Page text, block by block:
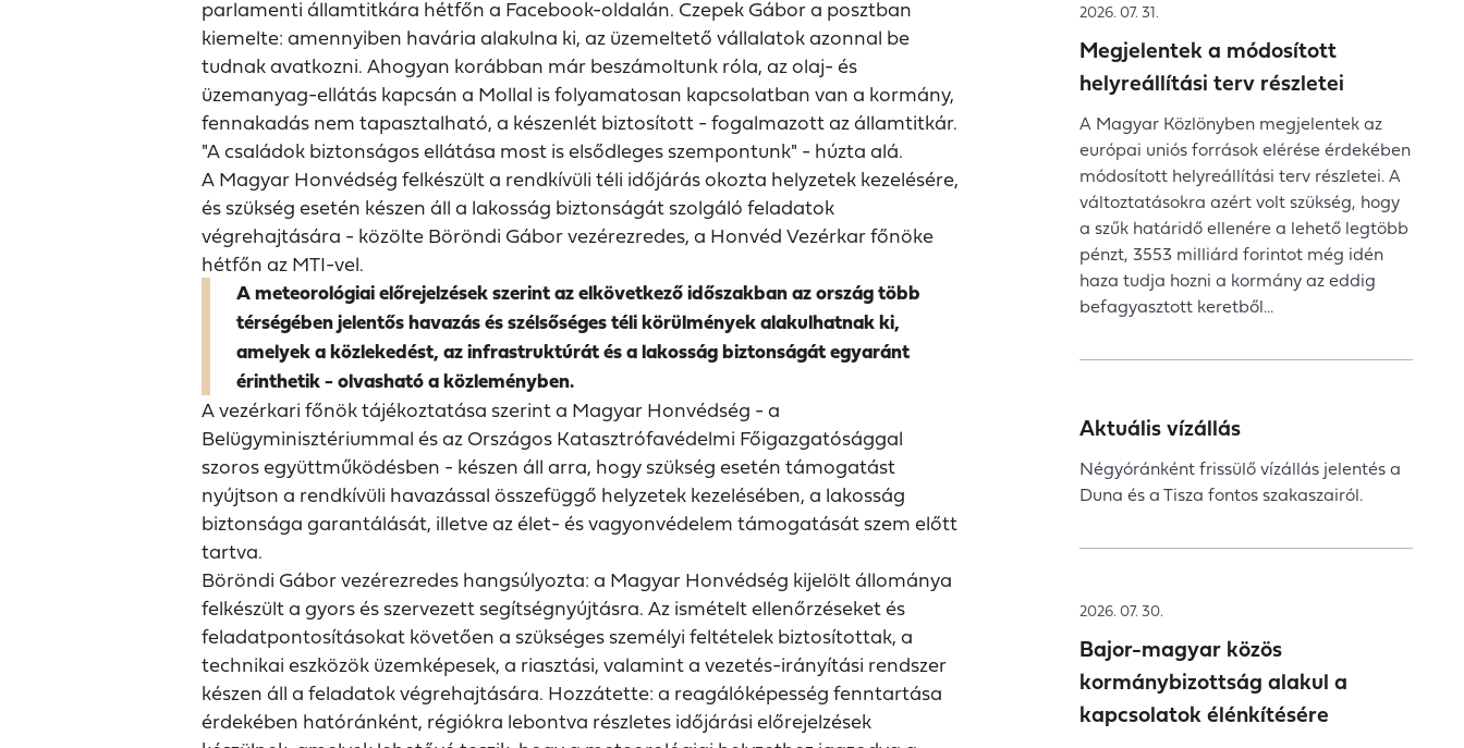
parlamenti államtitkára hétfőn a Facebook-oldalán. Czepek Gábor a posztban
kiemelte: amennyiben havária alakulna ki, az üzemeltető vállalatok azonnal be
tudnak avatkozni. Ahogyan korábban már beszámoltunk róla, az olaj- és
üzemanyag-ellátás kapcsán a Mollal is folyamatosan kapcsolatban van a kormány,
fennakadás nem tapasztalható, a készenlét biztosított - fogalmazott az államtitkár.
"A családok biztonságos ellátása most is elsődleges szempontunk" - húzta alá.
A Magyar Honvédség felkészült a rendkívüli téli időjárás okozta helyzetek kezelésére,
és szükség esetén készen áll a lakosság biztonságát szolgáló feladatok
végrehajtására - közölte Böröndi Gábor vezérezredes, a Honvéd Vezérkar főnöke
hétfőn az MTI-vel.
A meteorológiai előrejelzések szerint az elkövetkező időszakban az ország több
térségében jelentős havazás és szélsőséges téli körülmények alakulhatnak ki,
amelyek a közlekedést, az infrastruktúrát és a lakosság biztonságát egyaránt
érinthetik - olvasható a közleményben.
A vezérkari főnök tájékoztatása szerint a Magyar Honvédség - a
Belügyminisztériummal és az Országos Katasztrófavédelmi Főigazgatósággal
szoros együttműködésben - készen áll arra, hogy szükség esetén támogatást
nyújtson a rendkívüli havazással összefüggő helyzetek kezelésében, a lakosság
biztonsága garantálását, illetve az élet- és vagyonvédelem támogatását szem előtt
tartva.
Böröndi Gábor vezérezredes hangsúlyozta: a Magyar Honvédség kijelölt állománya
felkészült a gyors és szervezett segítségnyújtásra. Az ismételt ellenőrzéseket és
feladatpontosításokat követően a szükséges személyi feltételek biztosítottak, a
technikai eszközök üzemképesek, a riasztási, valamint a vezetés-irányítási rendszer
készen áll a feladatok végrehajtására. Hozzátette: a reagálóképesség fenntartása
érdekében hatóránként, régiókra lebontva részletes időjárási előrejelzések
2026. 07. 31.
Megjelentek a módosított
helyreállítási terv részletei
A Magyar Közlönyben megjelentek az
európai uniós források elérése érdekében
módosított helyreállítási terv részletei. A
változtatásokra azért volt szükség, hogy
a szűk határidő ellenére a lehető legtöbb
pénzt, 3553 milliárd forintot még idén
haza tudja hozni a kormány az eddig
befagyasztott keretből...
Aktuális vízállás
Négyóránként frissülő vízállás jelentés a
Duna és a Tisza fontos szakaszairól.
2026. 07. 30.
Bajor-magyar közös
kormánybizottság alakul a
kapcsolatok élénkítésére